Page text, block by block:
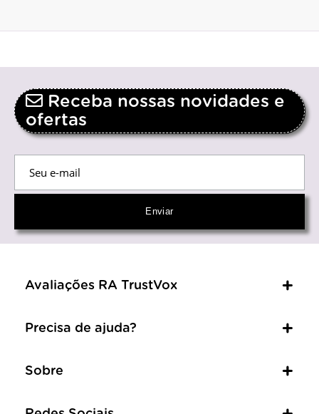
Receba nossas novidades e
ofertas
Avaliações RA TrustVox
Precisa de ajuda?
Sobre